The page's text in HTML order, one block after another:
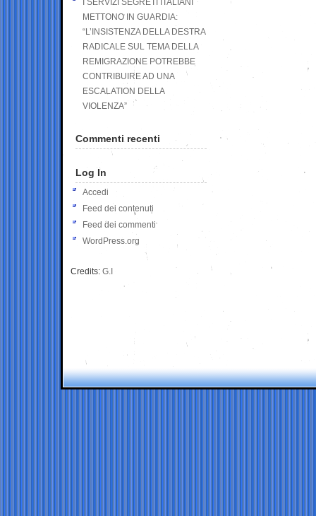
I SERVIZI SEGRETI ITALIANI
METTONO IN GUARDIA:
“L’INSISTENZA DELLA DESTRA
RADICALE SUL TEMA DELLA
REMIGRAZIONE POTREBBE
CONTRIBUIRE AD UNA
ESCALATION DELLA
VIOLENZA”
Commenti recenti
Log In
Accedi
Feed dei contenuti
Feed dei commenti
WordPress.org
Credits: G.I